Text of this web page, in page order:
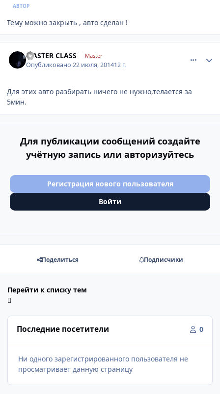
АВТОР
Тему можно закрыть , авто сделан !
MASTER CLASS Master
Опубликовано22 июля, 201412 г.
Для этих авто разбирать ничего не нужно,телается за
5мин.
Для публикации сообщений создайте
учётную запись или авторизуйтесь
Регистрация нового пользователя
Войти
Поделиться Подписчики
Перейти к списку тем
Последние посетители 0
Ни одного зарегистрированного пользователя не
просматривает данную страницу